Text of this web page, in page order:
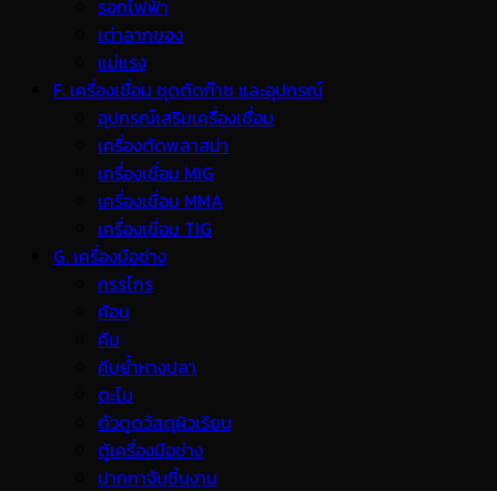
รอกไฟฟ้า
เต่าลากของ
แม่แรง
F. เครื่องเชื่อม ชุดตัดก๊าซ และอุปกรณ์
อุปกรณ์เสริมเครื่องเชื่อม
เครื่องตัดพลาสม่า
เครื่องเชื่อม MIG
เครื่องเชื่อม MMA
เครื่องเชื่อม TIG
G. เครื่องมือช่าง
กรรไกร
ค้อน
คีม
คีมย้ำหางปลา
ตะไบ
ตัวดูดวัสดุผิวเรียบ
ตู้เครื่องมือช่าง
ปากกาจับชิ้นงาน